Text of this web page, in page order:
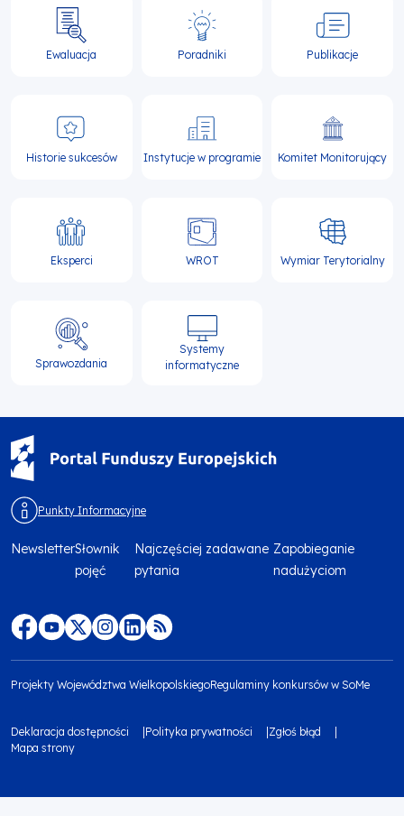
Ewaluacja Poradniki Publikacje
Historie sukcesów Instytucje w programie Komitet Monitorujący
Eksperci WROT Wymiar Terytorialny
Sprawozdania
Systemy
informatyczne
Punkty Informacyjne
Menu
footer
społecznościowe
top
NewsletterSłownik
pojęć
Najczęściej zadawane
pytania
Zapobieganie
nadużyciom
footer
Projekty Województwa WielkopolskiegoRegulaminy konkursów w SoMe
Menu
footer
Deklaracja dostępności Polityka prywatności
Zgłoś błąd
Mapa strony